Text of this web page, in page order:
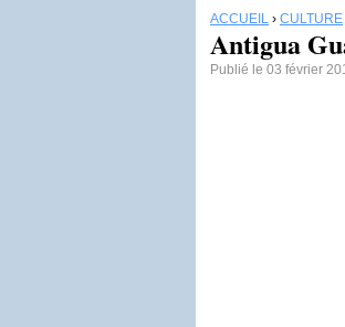
ACCUEIL › CULTURE
Antigua
Publié le 03 février